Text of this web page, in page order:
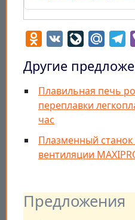
Предложения
Odnoklassniki
VK LiveJournal
Другие
Плавильная печь
переплавки
час
Плазменный
вентиляции